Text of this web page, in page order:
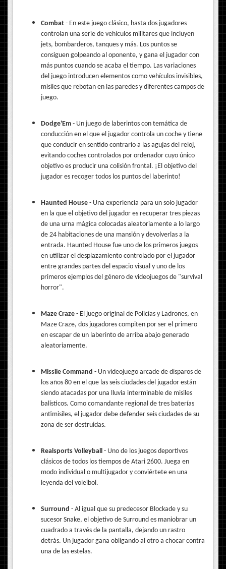
Combat - En este juego clásico, hasta dos jugadores
controlan una serie de vehículos militares que incluyen
jets, bombarderos, tanques y más. Los puntos se
consiguen golpeando al oponente, y gana el jugador con
más puntos cuando se acaba el tiempo. Las variaciones
del juego introducen elementos como vehículos invisibles,
misiles que rebotan en las paredes y diferentes campos de
juego.
Dodge'Em - Un juego de laberintos con temática de
conducción en el que el jugador controla un coche y tiene
que conducir en sentido contrario a las agujas del reloj,
evitando coches controlados por ordenador cuyo único
objetivo es producir una colisión frontal. ¡El objetivo del
jugador es recoger todos los puntos del laberinto!
Haunted House - Una experiencia para un solo jugador
en la que el objetivo del jugador es recuperar tres piezas
de una urna mágica colocadas aleatoriamente a lo largo
de 24 habitaciones de una mansión y devolverlas a la
entrada. Haunted House fue uno de los primeros juegos
en utilizar el desplazamiento controlado por el jugador
entre grandes partes del espacio visual y uno de los
primeros ejemplos del género de videojuegos de "survival
horror".
Maze Craze - El juego original de Policías y Ladrones, en
Maze Craze, dos jugadores compiten por ser el primero
en escapar de un laberinto de arriba abajo generado
aleatoriamente.
Missile Command - Un videojuego arcade de disparos de
los años 80 en el que las seis ciudades del jugador están
siendo atacadas por una lluvia interminable de misiles
balísticos. Como comandante regional de tres baterías
antimisiles, el jugador debe defender seis ciudades de su
zona de ser destruidas.
Realsports Volleyball - Uno de los juegos deportivos
clásicos de todos los tiempos de Atari 2600. Juega en
modo individual o multijugador y conviértete en una
leyenda del voleibol.
Surround - Al igual que su predecesor Blockade y su
sucesor Snake, el objetivo de Surround es maniobrar un
cuadrado a través de la pantalla, dejando un rastro
detrás. Un jugador gana obligando al otro a chocar contra
una de las estelas.